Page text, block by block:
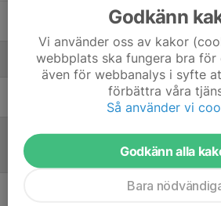
Viggo Lundgren
Ledare
Hampus ThuressonLedare
Referat
Godkänn
Vi använder oss av kakor
webbplats ska fungera bra för
även för webbanalys i syfte
förbättra våra
Så använder vi
Godkänn alla
Bara